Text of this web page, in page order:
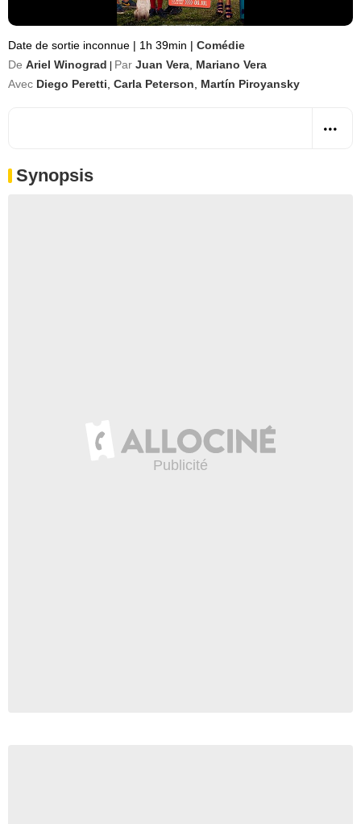
Date de sortie inconnue | 1h 39min | Comédie
De Ariel Winograd Par Juan Vera Mariano Vera
Avec Diego Peretti Carla Peterson Martín Piroyansky
Synopsis